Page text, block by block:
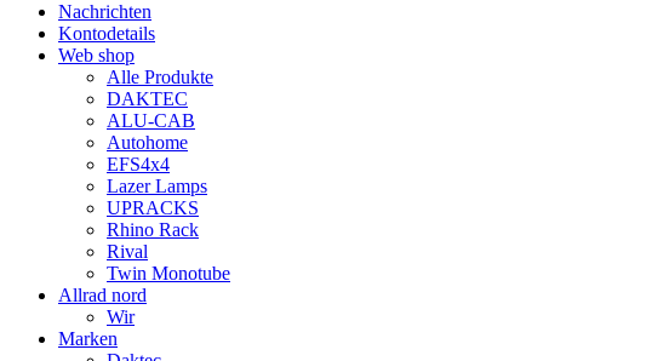
Nachrichten
Kontodetails
Web shop
Alle Produkte
DAKTEC
ALU-CAB
Autohome
EFS4x4
Lazer Lamps
UPRACKS
Rhino Rack
Rival
Twin Monotube
Allrad nord
Wir
Marken